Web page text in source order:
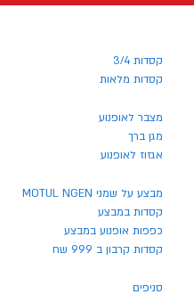
קסדות 3/4
קסדות מלאות
מצבר לאופנוע
מגן ברך
אגזוז לאופנוע
מבצע על שמני MOTUL NGEN
קסדות במבצע
כפפות אופנוע במבצע
קסדות קרבון ב 999 שח
סניפים